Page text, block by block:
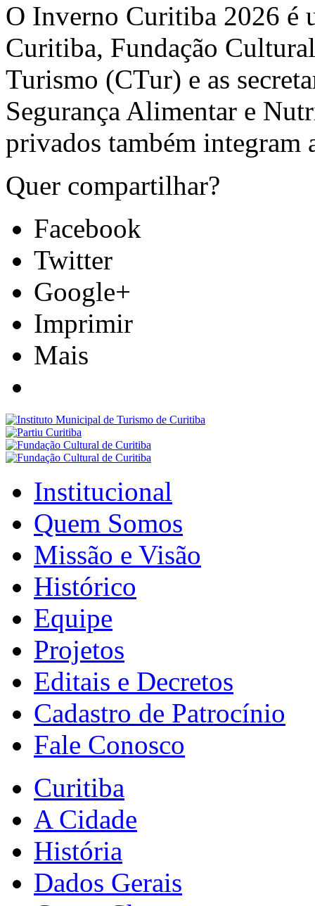
O Inverno Curitiba 2026 é
Curitiba, Fundação
Turismo (CTur) e as
Segurança Alimentar e
privados também integram
Quer compartilhar?
Facebook
Twitter
Google+
Imprimir
Mais
Institucional
Quem Somos
Missão e Visão
Histórico
Equipe
Projetos
Editais e Decretos
Cadastro de Patrocínio
Fale Conosco
Curitiba
A Cidade
História
Dados Gerais